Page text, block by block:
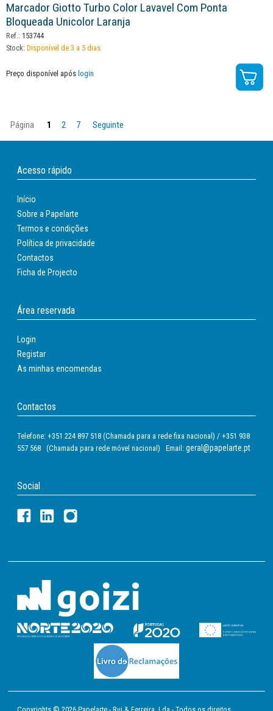
Marcador Giotto Turbo Color Lavavel Com Ponta
Bloqueada Unicolor Laranja
Ref.: 153744
Stock: Disponível de 3 a 5 dias
Preço disponível após login
Página 1 2 7 Seguinte
Acesso rápido
Início
Sobre a Papelarte
Termos e condições
Política de privacidade
Contactos
Ficha de Projecto
Área reservada
Login
Registar
As minhas encomendas
Contactos
Telefone: +351 224 897 518 (Chamada para a rede fixa nacional) / +351 938
557 568 (Chamada para rede móvel nacional) Email: geral@papelarte.pt
Social